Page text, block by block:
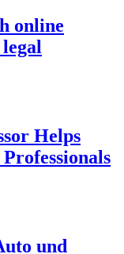
online
Helps
und